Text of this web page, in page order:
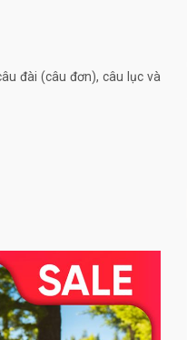
đài (câu đơn), câu lục và